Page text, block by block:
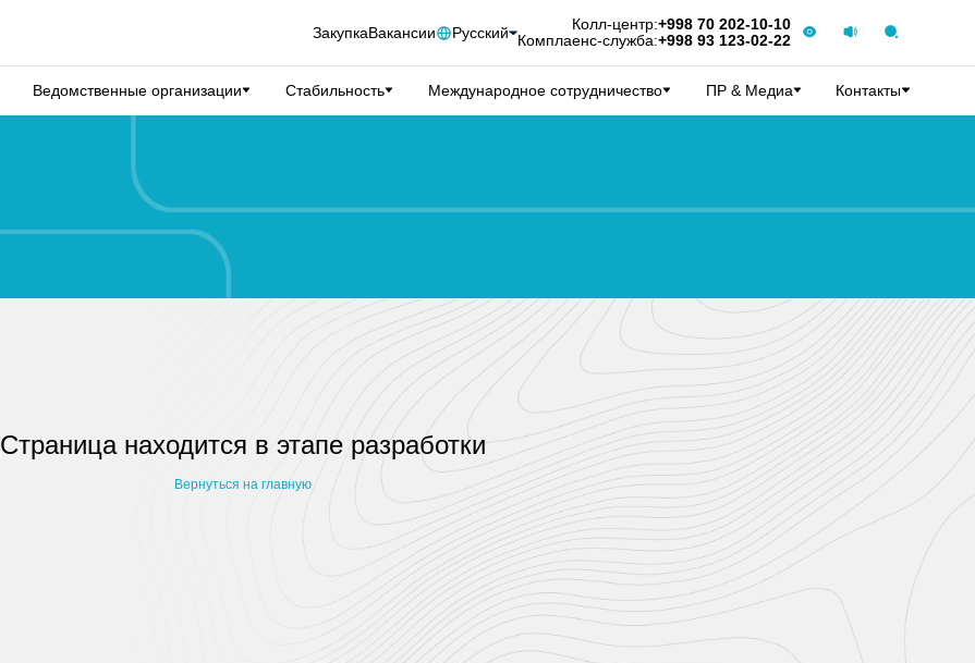
ЗакупкаВакансии Русский Колл-центр:+998 70 202-10-10
Комплаенс-служба:+998 93 123-02-22
Ведомственные организации Стабильность Международное сотрудничество ПР & Медиа Контакты
Страница находится в этапе разработки
Вернуться на главную